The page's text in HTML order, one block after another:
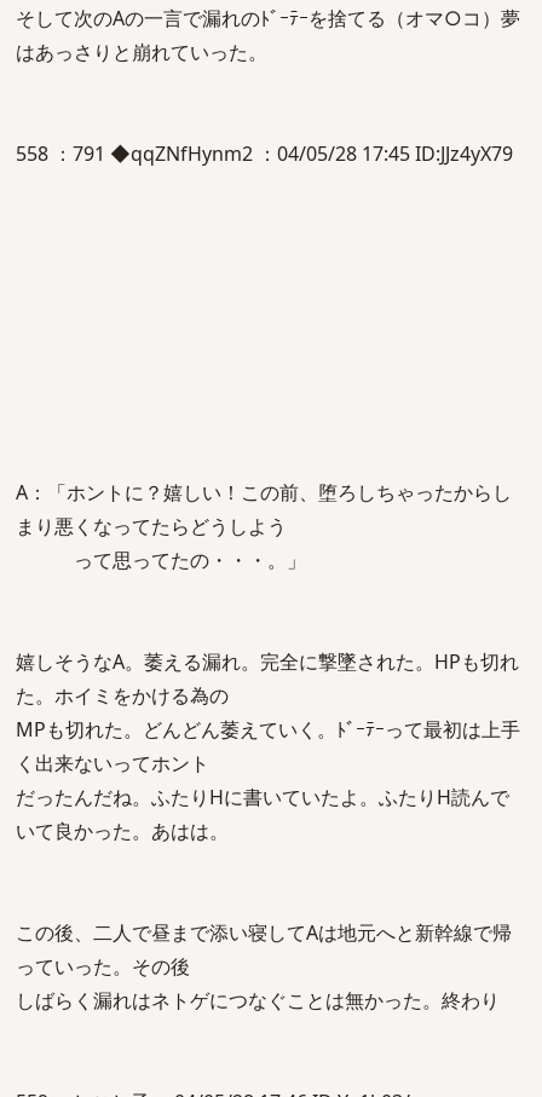
そして次のAの一言で漏れのﾄﾞｰﾃｰを捨てる（オマ○コ）夢
はあっさりと崩れていった。
558 ：791 ◆qqZNfHynm2 ：04/05/28 17:45 ID:JJz4yX79
A：「ホントに？嬉しい！この前、堕ろしちゃったからし
まり悪くなってたらどうしよう
って思ってたの・・・。」
嬉しそうなA。萎える漏れ。完全に撃墜された。HPも切れ
た。ホイミをかける為の
MPも切れた。どんどん萎えていく。ﾄﾞｰﾃｰって最初は上手
く出来ないってホント
だったんだね。ふたりHに書いていたよ。ふたりH読んで
いて良かった。あはは。
この後、二人で昼まで添い寝してAは地元へと新幹線で帰
っていった。その後
しばらく漏れはネトゲにつなぐことは無かった。終わり